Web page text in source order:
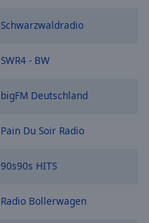
Schwarzwaldradio
SWR4 - BW
bigFM Deutschland
Pain Du Soir Radio
90s90s HITS
Radio Bollerwagen